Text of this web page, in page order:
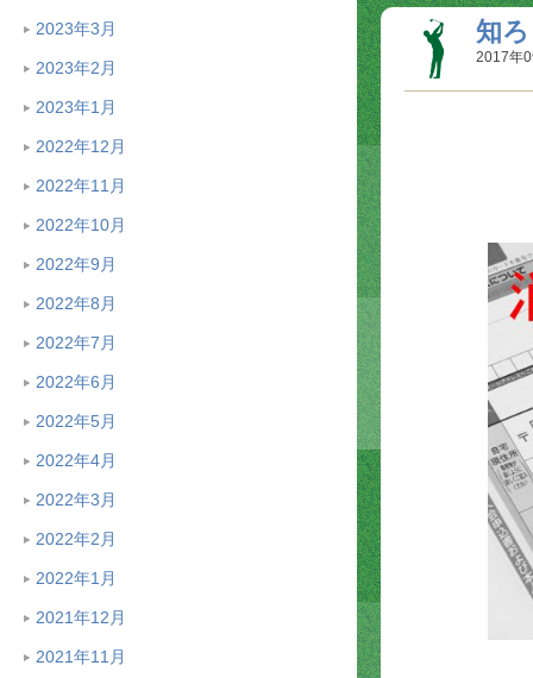
2023年3月
2023年2月
2023年1月
2022年12月
2022年11月
2022年10月
2022年9月
2022年8月
2022年7月
2022年6月
2022年5月
2022年4月
2022年3月
2022年2月
2022年1月
2021年12月
2021年11月
知
2017年